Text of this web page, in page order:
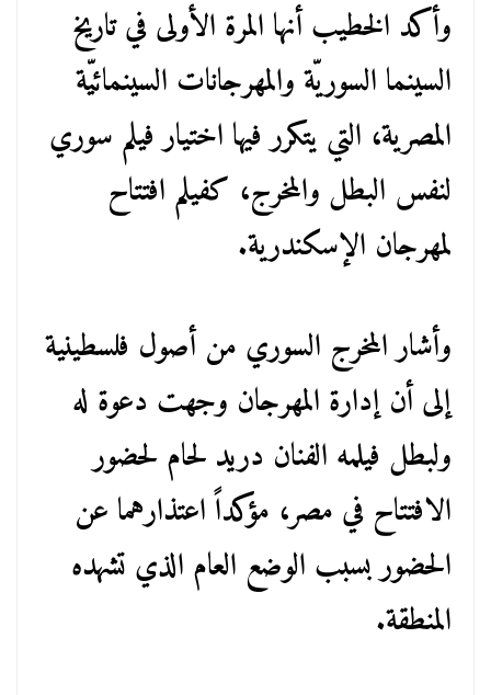
وأكد الخطيب أنها المرة الأولى في تاريخ
السينما السوريّة والمهرجانات السينمائيّة
المصرية، التي يتكرر فيها اختيار فيلم سوري
لنفس البطل والمخرج، كفيلم افتتاح
لمهرجان الإسكندرية.
وأشار المخرج السوري من أصول فلسطينية
إلى أن إدارة المهرجان وجهت دعوة له
ولبطل فيلمه الفنان دريد لحام لحضور
الافتتاح في مصر، مؤكداً اعتذارهما عن
الحضور بسبب الوضع العام الذي تشهده
المنطقة.